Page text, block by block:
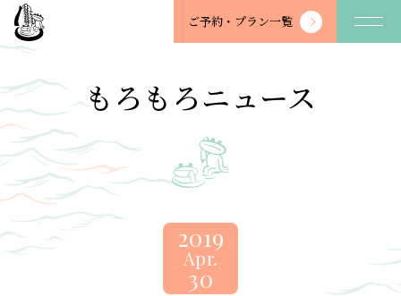
望
川
-
BOSENKAN
ご予約・ プラン一覧
もろもろニュース
2019
Apr.
30